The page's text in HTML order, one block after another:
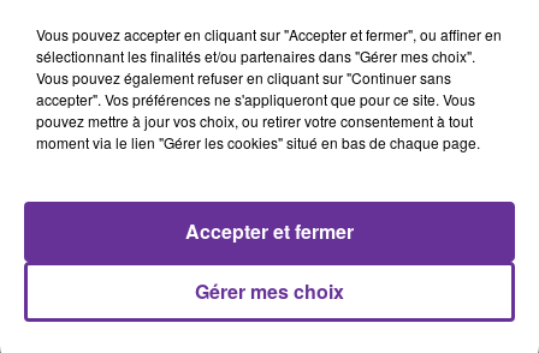
LA PLAYLIST
23h16
23h16
Vous pouvez accepter en cliquant sur "Accepter et fermer", ou affiner en
sélectionnant les finalités et/ou partenaires dans "Gérer mes choix".
Vous pouvez également refuser en cliquant sur "Continuer sans
accepter". Vos préférences ne s'appliqueront que pour ce site. Vous
pouvez mettre à jour vos choix, ou retirer votre consentement à tout
moment via le lien "Gérer les cookies" situé en bas de chaque page.
Gérer mes choix
Accepter et fermer